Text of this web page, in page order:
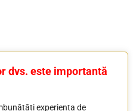
dvs. este importantă
experiența de